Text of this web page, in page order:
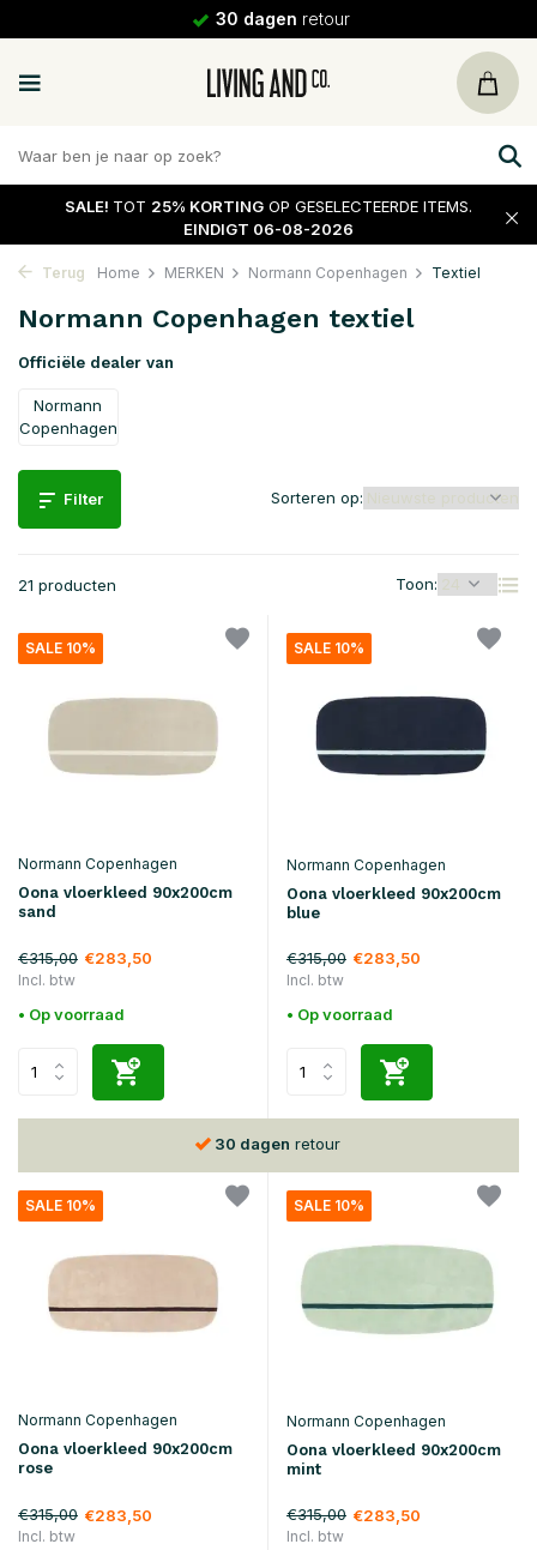
30 dagen retour
SALE! TOT 25% KORTING OP GESELECTEERDE ITEMS.
EINDIGT 06-08-2026
Terug Home MERKEN Normann Copenhagen Textiel
Normann Copenhagen textiel
Officiële dealer van
Normann
Copenhagen
Filter
21 producten Toon:
Sorteren op:
SALE 10%
Normann Copenhagen
Oona vloerkleed 90x200cm
sand
€315,00 €283,50
Incl. btw
• Op voorraad
SALE 10%
Normann Copenhagen
Oona vloerkleed 90x200cm
blue
€315,00 €283,50
Incl. btw
• Op voorraad
30 dagen retour
SALE 10%
Normann Copenhagen
Oona vloerkleed 90x200cm
rose
€315,00 €283,50
Incl. btw
SALE 10%
Normann Copenhagen
Oona vloerkleed 90x200cm
mint
€315,00 €283,50
Incl. btw